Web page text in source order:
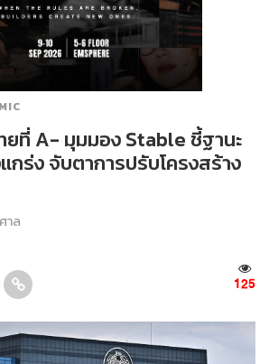
ยที่ A- มุมมอง Stable ชี้ฐานะ
กร่ง จับตาการปรับโครงสร้าง
าล
125